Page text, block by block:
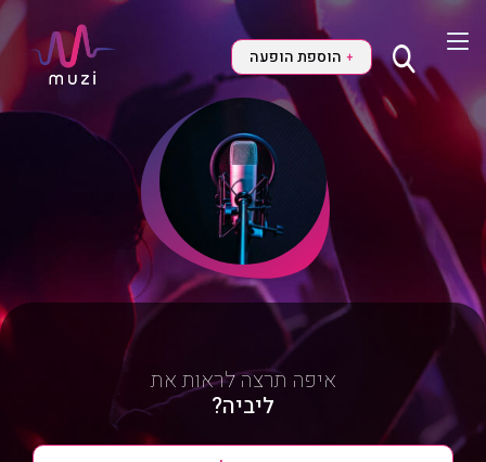
+ הוספת הופעה
איפה תרצה לראות את
ליביה?